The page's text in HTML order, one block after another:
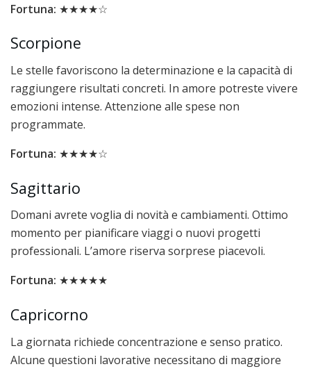
Fortuna: ★★★★☆
Scorpione
Le stelle favoriscono la determinazione e la capacità di
raggiungere risultati concreti. In amore potreste vivere
emozioni intense. Attenzione alle spese non
programmate.
Fortuna: ★★★★☆
Sagittario
Domani avrete voglia di novità e cambiamenti. Ottimo
momento per pianificare viaggi o nuovi progetti
professionali. L’amore riserva sorprese piacevoli.
Fortuna: ★★★★★
Capricorno
La giornata richiede concentrazione e senso pratico.
Alcune questioni lavorative necessitano di maggiore